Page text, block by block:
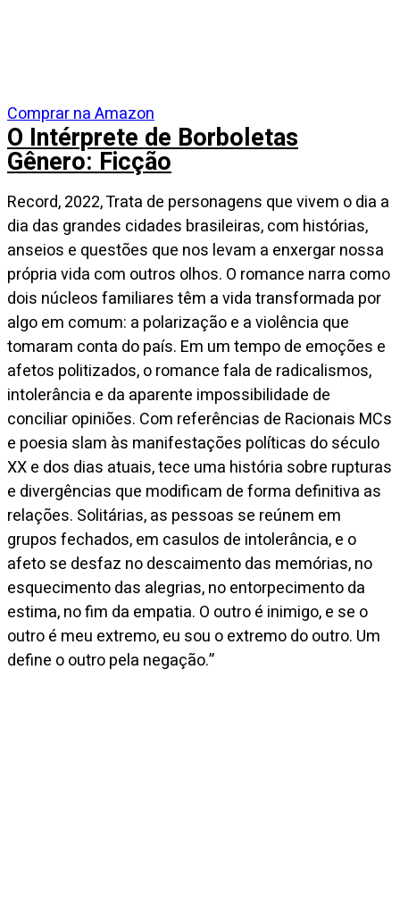
Comprar na Amazon
O Intérprete de Borboletas
Gênero: Ficção
Record, 2022, Trata de personagens que vivem o dia a
dia das grandes cidades brasileiras, com histórias,
anseios e questões que nos levam a enxergar nossa
própria vida com outros olhos. O romance narra como
dois núcleos familiares têm a vida transformada por
algo em comum: a polarização e a violência que
tomaram conta do país. Em um tempo de emoções e
afetos politizados, o romance fala de radicalismos,
intolerância e da aparente impossibilidade de
conciliar opiniões. Com referências de Racionais MCs
e poesia slam às manifestações políticas do século
XX e dos dias atuais, tece uma história sobre rupturas
e divergências que modificam de forma definitiva as
relações. Solitárias, as pessoas se reúnem em
grupos fechados, em casulos de intolerância, e o
afeto se desfaz no descaimento das memórias, no
esquecimento das alegrias, no entorpecimento da
estima, no fim da empatia. O outro é inimigo, e se o
outro é meu extremo, eu sou o extremo do outro. Um
define o outro pela negação.”